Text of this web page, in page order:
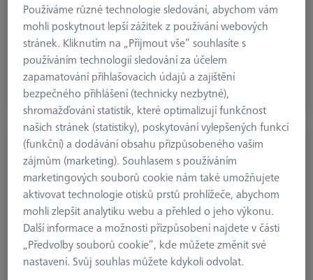
typ produktu
Transportation Case
aplikace
Check
€ 436.00
bez DPH
Brzy k dispozici
Gear-Check, kalibrační ozubení (artefakt)
626119-0001-026
Používáme různé technologie sledování, abychom vám
mohli poskytnout lepší zážitek z používání webových
stránek. Kliknutím na „Přijmout vše“ souhlasíte s
používáním technologií sledování za účelem
zapamatování přihlašovacích údajů a zajištění
bezpečného přihlášení (technicky nezbytné),
shromažďování statistik, které optimalizují funkčnost
našich stránek (statistiky), poskytování vylepšených funkcí
(funkční) a dodávání obsahu přizpůsobeného vašim
zájmům (marketing). Souhlasem s používáním
marketingových souborů cookie nám také umožňujete
aktivovat technologie otisků prstů prohlížeče, abychom
mohli zlepšit analytiku webu a přehled o jeho výkonu.
Další informace a možnosti přizpůsobení najdete v části
„Předvolby souborů cookie“, kde můžete změnit své
nastavení. Svůj souhlas můžete kdykoli odvolat.